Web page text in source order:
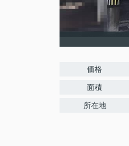
価格
面積
所在地